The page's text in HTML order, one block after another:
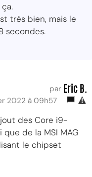
très bien, mais le
secondes.
par Eric B.
2022 à 09h57
des Core i9-
de la MSI MAG
le chipset